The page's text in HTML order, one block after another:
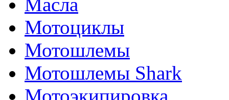
Мотоциклы
Мотошлемы
Мотошлемы Shark
Мотоэкипировка